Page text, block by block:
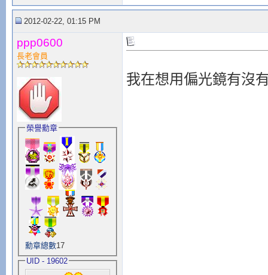
2012-02-22, 01:15 PM
ppp0600
長老會員
榮譽勳章
勳章總數17
UID - 19602
我在想用偏光鏡有沒